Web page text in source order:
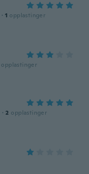
· 1 opplastinger
opplastinger
· 2 opplastinger